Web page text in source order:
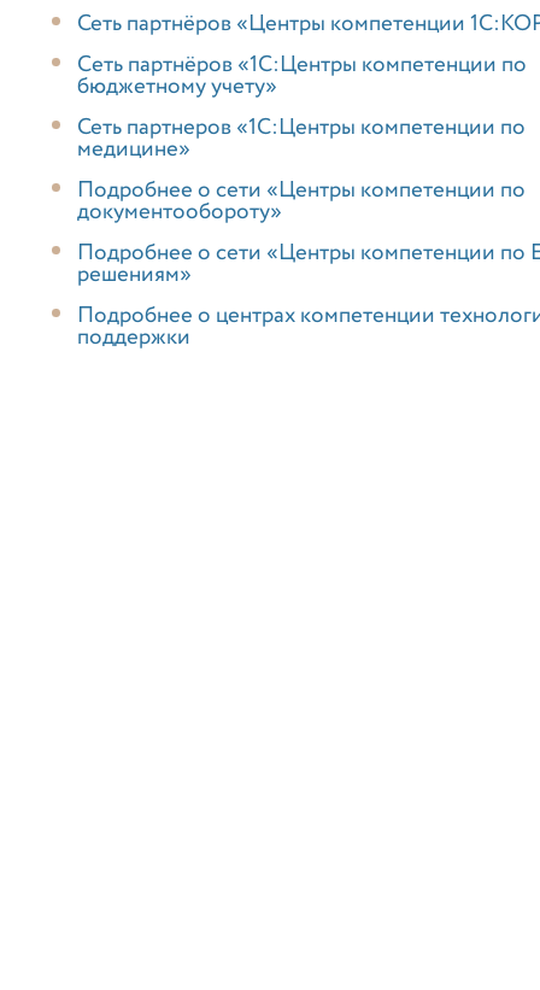
Сеть партнёров «Центры компетенции
Cеть партнёров «1С:Центры компетенции по
бюджетному учету»
Сеть партнеров «1С:Центры компетенции по
медицине»
Подробнее о сети «Центры компетенции по
документообороту»
Подробнее о сети «Центры компетенции по
решениям»
Подробнее о центрах компетенции
поддержки